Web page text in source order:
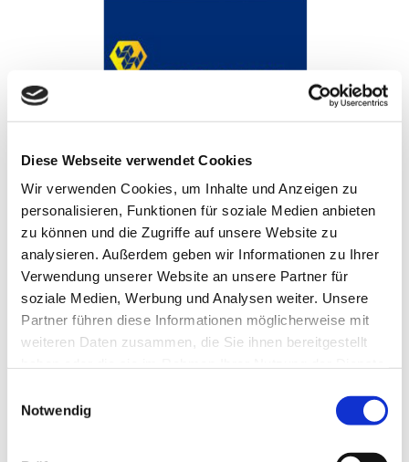
Diese Webseite verwendet Cookies
Wir verwenden Cookies, um Inhalte und Anzeigen zu
personalisieren, Funktionen für soziale Medien anbieten
zu können und die Zugriffe auf unsere Website zu
analysieren. Außerdem geben wir Informationen zu Ihrer
Verwendung unserer Website an unsere Partner für
soziale Medien, Werbung und Analysen weiter. Unsere
Partner führen diese Informationen möglicherweise mit
weiteren Daten zusammen, die Sie ihnen bereitgestellt
Notwendig
pacprocess Middle East Africa 2024
pacprocess Middle East Africa 2024, Egypt International
Exhibition Center, Egypt,
December 3 - 5 2024
Hall 1 Booth C41